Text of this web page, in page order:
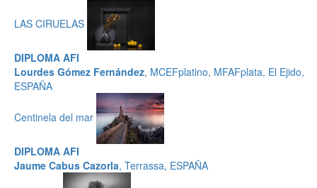
LAS CIRUELAS
DIPLOMA AFI
Lourdes Gómez Fernández, MCEFplatino, MFAFplata, El Ejido,
ESPAÑA
Centinela del mar
DIPLOMA AFI
Jaume Cabus Cazorla, Terrassa, ESPAÑA